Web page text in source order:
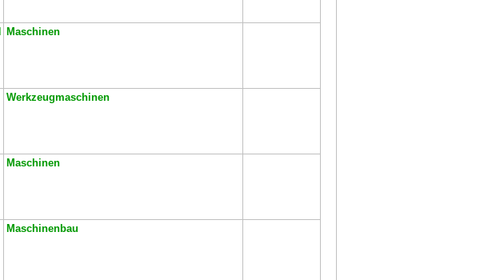
Maschinen
Werkzeugmaschinen
Maschinen
Maschinenbau